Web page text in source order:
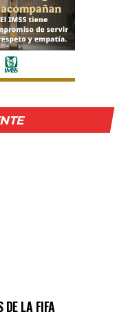
DE LA FIFA